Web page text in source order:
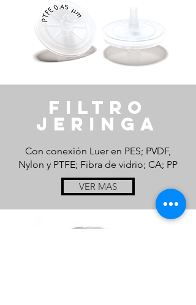
Filtro
jeringa
Con conexión Luer en PES; PVDF,
Nylon y PTFE; Fibra de vidrio; CA; PP
VER MAS